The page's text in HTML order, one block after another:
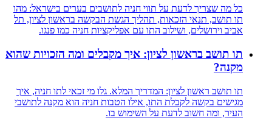
כל מה שצריך לדעת על תווי חניה לתושבים בערים בישראל: מהו
תו תושב, תנאי הזכאות, תהליך הגשת הבקשה בראשון לציון, תל
אביב וירושלים, ושילוב התו עם אפליקציות חניה כמו פנגו.
תו תושב בראשון לציון: איך מקבלים ומה הזכויות שהוא
מקנה?
תו תושב ראשון לציון: המדריך המלא. גלו מי זכאי לתו חניה, איך
מגישים בקשה לקבלת התו, אילו הטבות חניה הוא מקנה לתושבי
העיר, ומה חשוב לדעת על השימוש בו.